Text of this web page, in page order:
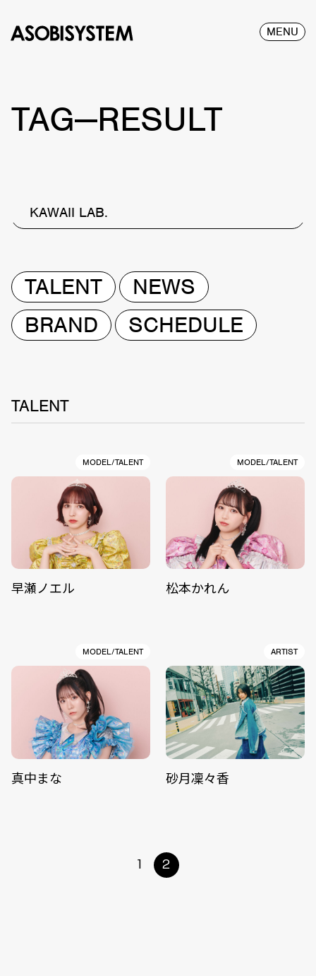
MENU
TAG—RESULT
KAWAII LAB.
TALENT
NEWS
BRAND
SCHEDULE
TALENT
MODEL/TALENT
早瀬ノエル
MODEL/TALENT
松本かれん
MODEL/TALENT
真中まな
ARTIST
砂月凜々香
1 2